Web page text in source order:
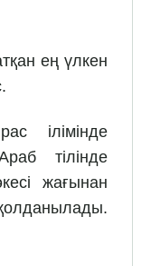
ең үлкен
ілімінде
тілінде
жағынан